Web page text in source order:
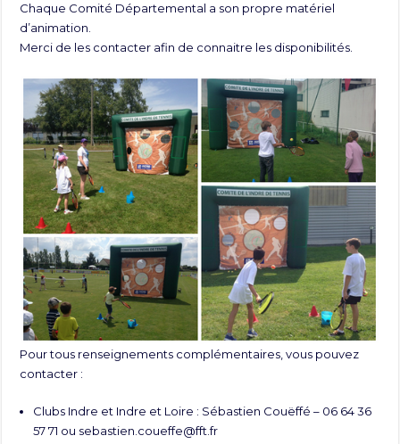
Chaque Comité Départemental a son propre matériel
d’animation.
Merci de les contacter afin de connaitre les disponibilités.
Pour tous renseignements complémentaires, vous pouvez
contacter :
Clubs Indre et Indre et Loire : Sébastien Couëffé – 06 64 36
57 71 ou sebastien.coueffe@fft.fr